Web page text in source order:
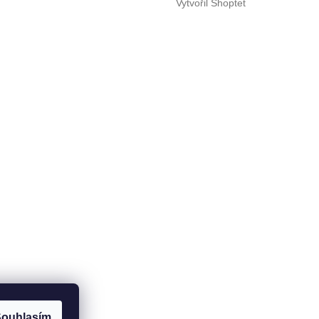
Vytvořil Shoptet